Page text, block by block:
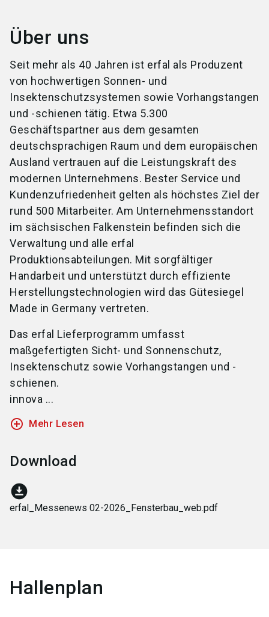
Über uns
Seit mehr als 40 Jahren ist erfal als Produzent
von hochwertigen Sonnen- und
Insektenschutzsystemen sowie Vorhangstangen
und -schienen tätig. Etwa 5.300
Geschäftspartner aus dem gesamten
deutschsprachigen Raum und dem europäischen
Ausland vertrauen auf die Leistungskraft des
modernen Unternehmens. Bester Service und
Kundenzufriedenheit gelten als höchstes Ziel der
rund 500 Mitarbeiter. Am Unternehmensstandort
im sächsischen Falkenstein befinden sich die
Verwaltung und alle erfal
Produktionsabteilungen. Mit sorgfältiger
Handarbeit und unterstützt durch effiziente
Herstellungstechnologien wird das Gütesiegel
Made in Germany vertreten.
Das erfal Lieferprogramm umfasst
maßgefertigten Sicht- und Sonnenschutz,
Insektenschutz sowie Vorhangstangen und -
schienen.
innova ...
add_circle_outline Mehr Lesen
Download
download_for_offline
erfal_Messenews 02-2026_Fensterbau_web.pdf
Hallenplan